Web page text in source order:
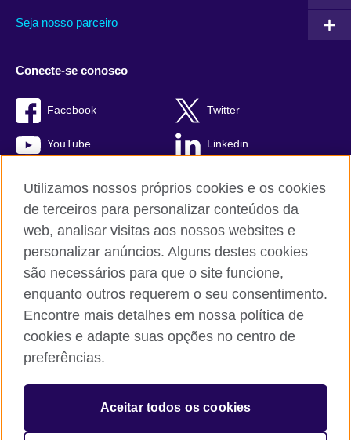
Seja nosso parceiro
Conecte-se conosco
Facebook Twitter
YouTube Linkedin
British Council global
Comentários e reclamações
Política de privacidade e termos de uso
© 2026 British Council
The United Kingdom’s international organisation for cultural
Utilizamos nossos próprios cookies e os cookies
de terceiros para personalizar conteúdos da
web, analisar visitas aos nossos websites e
personalizar anúncios. Alguns destes cookies
são necessários para que o site funcione,
enquanto outros requerem o seu consentimento.
Encontre mais detalhes em nossa política de
cookies e adapte suas opções no centro de
preferências.
Aceitar todos os cookies